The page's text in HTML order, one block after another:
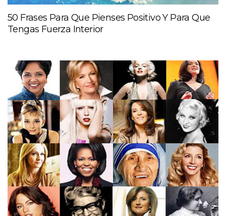
50 Frases Para Que Pienses Positivo Y Para Que
Tengas Fuerza Interior